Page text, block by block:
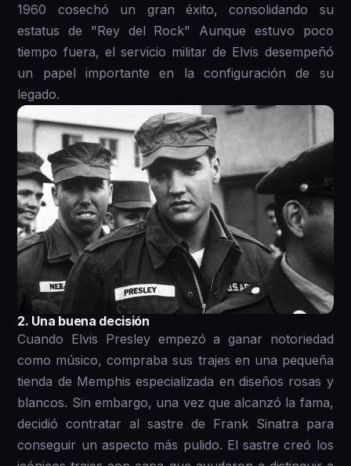
1960 cosechó un gran éxito, consolidando su
estatus de "Rey del Rock" Aunque estuvo poco
tiempo fuera, el servicio militar de Elvis desempeñó
un papel importante en la configuración de su
legado.
2. Una buena decisión
Cuando Elvis Presley empezó a ganar notoriedad
como músico, compraba sus trajes en una pequeña
tienda de Memphis especializada en diseños rosas y
blancos. Sin embargo, una vez que alcanzó la fama,
decidió contratar al sastre de Frank Sinatra para
conseguir un aspecto más pulido. El sastre creó los